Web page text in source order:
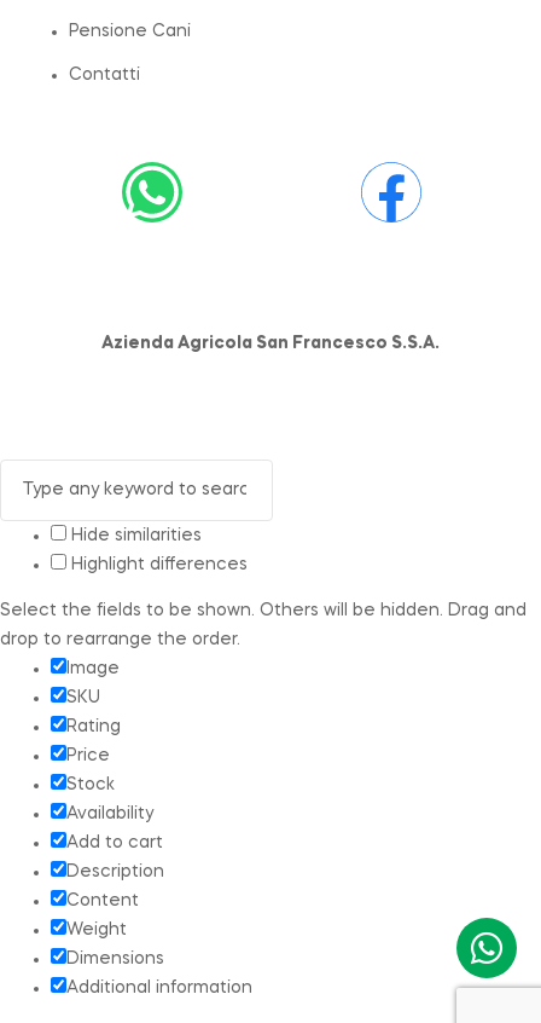
Pensione Cani
Contatti
Azienda Agricola San Francesco S.S.A.
Hide similarities
Highlight differences
Select the fields to be shown. Others will be hidden. Drag and
drop to rearrange the order.
Image
SKU
Rating
Price
Stock
Availability
Add to cart
Description
Content
Weight
Dimensions
Additional information